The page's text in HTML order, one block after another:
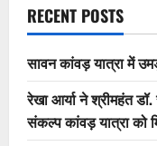
RECENT POSTS
सावन कांवड़ यात्रा में
रेखा आर्या ने श्रीमहंत
संकल्प कांवड़ यात्रा को